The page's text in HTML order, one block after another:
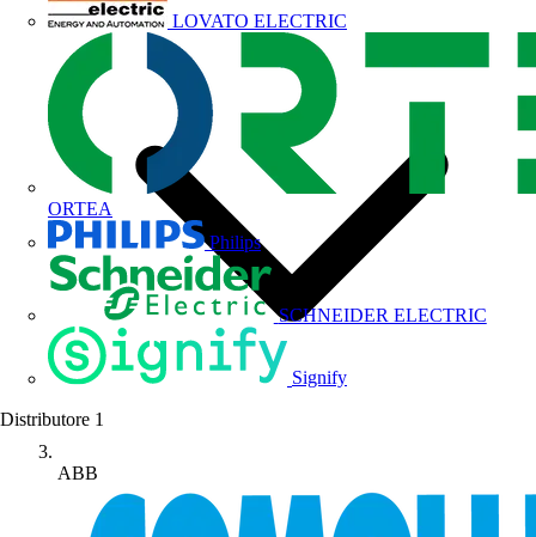
LOVATO ELECTRIC
ORTEA
Philips
SCHNEIDER ELECTRIC
Signify
Distributore 1
ABB